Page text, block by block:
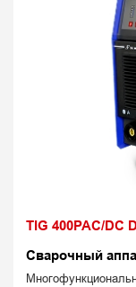
TIG 400PAC/DC
Сварочный